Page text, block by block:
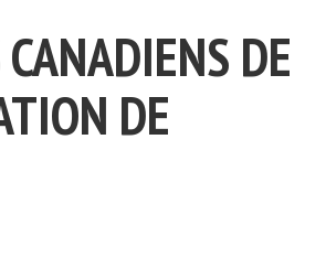
DE
DE